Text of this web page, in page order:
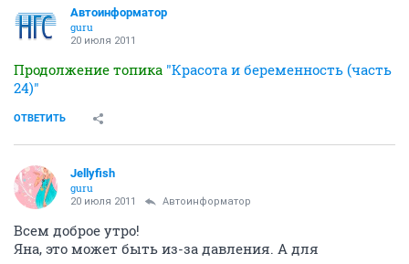
Автоинформатор
guru
20 июля 2011
Продолжение топика "Красота и беременность (часть
24)"
ОТВЕТИТЬ
Jellyfish
guru
20 июля 2011 Автоинформатор
Всем доброе утро!
Яна, это может быть из-за давления. А для